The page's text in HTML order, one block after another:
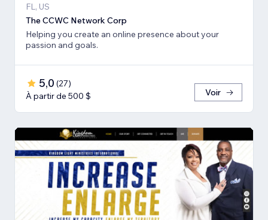
FL, US
The CCWC Network Corp
Helping you create an online presence about your
passion and goals.
5,0 (27)
À partir de 500 $
Voir